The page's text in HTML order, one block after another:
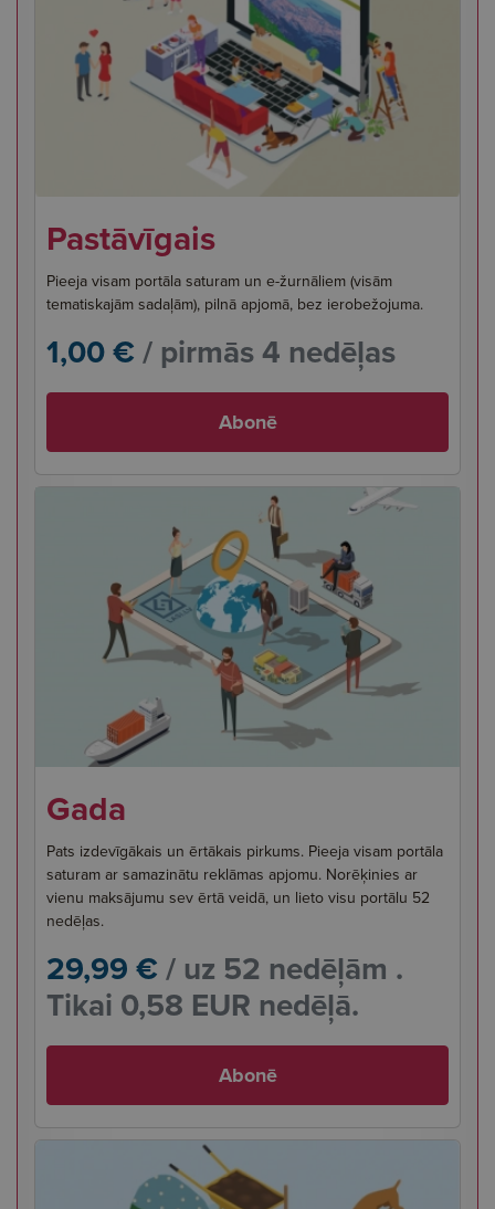
Pastāvīgais
Pieeja visam portāla saturam un e-žurnāliem (visām
tematiskajām sadaļām), pilnā apjomā, bez ierobežojuma.
1,00 €/ pirmās 4 nedēļas
Abonē
Gada
Pats izdevīgākais un ērtākais pirkums. Pieeja visam portāla
saturam ar samazinātu reklāmas apjomu. Norēķinies ar
vienu maksājumu sev ērtā veidā, un lieto visu portālu 52
nedēļas.
29,99 €/ uz 52 nedēļām .
Tikai 0,58 EUR nedēļā.
Abonē